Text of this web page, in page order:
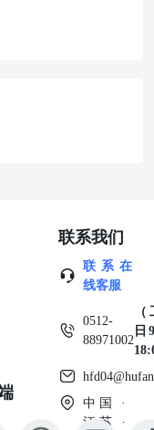
联系我们
联系在
线客服
0512-
88971002
日
中国 ·
江苏 ·